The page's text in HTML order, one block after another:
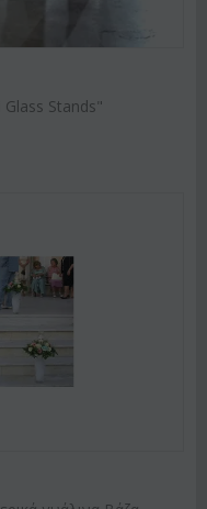
Glass Stands"